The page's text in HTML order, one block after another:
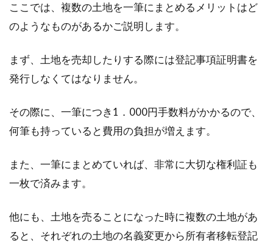
土地などの不動産を取得すると必須ともいえる
のが、不動産登記ですね。しかし日常生活にお
遅い？出費は最低限に！
るのは、1ヶ月前が一つの目安にはなります
アパートの家賃の目安はどのくら
ここでは、複数の土地を一筆にまとめるメリットはど
のようなものがあるかご説明します。
まず、土地を売却したりする際には登記事項証明書を
発行しなくてはなりません。
その際に、一筆につき1．000円手数料がかかるので、
何筆も持っていると費用の負担が増えます。
また、一筆にまとめていれば、非常に大切な権利証も
一枚で済みます。
他にも、土地を売ることになった時に複数の土地があ
ると、それぞれの土地の名義変更から所有者移転登記